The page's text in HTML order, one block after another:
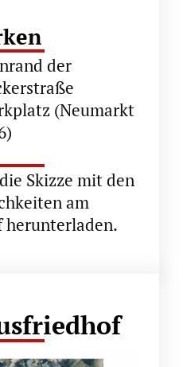
der
(Neumarkt
Skizze mit den
am